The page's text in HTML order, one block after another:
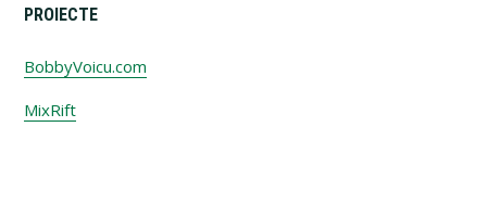
PROIECTE
BobbyVoicu.com
MixRift